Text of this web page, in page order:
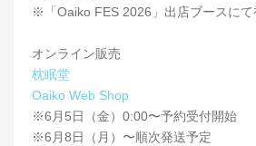
※「Oaiko FES 2026」出店ブースにて
オンライン販売
枕眠堂
Oaiko Web Shop
※6月5日（金）0:00〜予約受付開始
※6月8日（月）〜順次発送予定